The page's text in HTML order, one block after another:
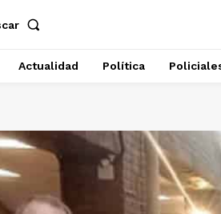
Actualidad Política